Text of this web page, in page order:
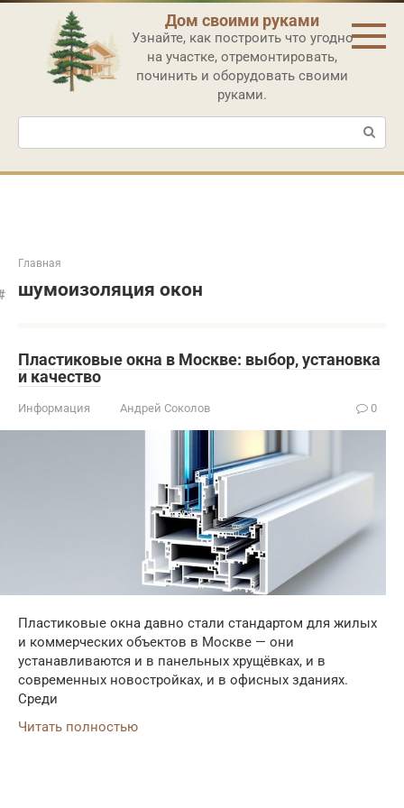
Перейти
контенту
Дом своими руками
Узнайте, как построить что угодно
на участке, отремонтировать,
починить и оборудовать своими
руками.
Поиск:
Главная
шумоизоляция окон
Пластиковые окна в Москве: выбор, установка
и качество
Информация Андрей Соколов 0
Пластиковые окна давно стали стандартом для жилых
и коммерческих объектов в Москве — они
устанавливаются и в панельных хрущёвках, и в
современных новостройках, и в офисных зданиях.
Среди
Читать полностью